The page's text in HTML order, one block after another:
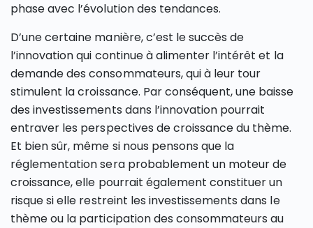
phase avec l’évolution des tendances.
D’une certaine manière, c’est le succès de
l’innovation qui continue à alimenter l’intérêt et la
demande des consommateurs, qui à leur tour
stimulent la croissance. Par conséquent, une baisse
des investissements dans l’innovation pourrait
entraver les perspectives de croissance du thème.
Et bien sûr, même si nous pensons que la
réglementation sera probablement un moteur de
croissance, elle pourrait également constituer un
risque si elle restreint les investissements dans le
thème ou la participation des consommateurs au